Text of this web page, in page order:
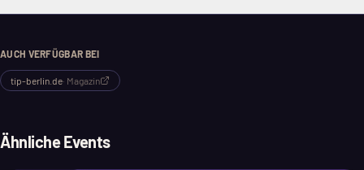
AUCH VERFÜGBAR BEI
tip-berlin.de· Magazin
Ähnliche Events